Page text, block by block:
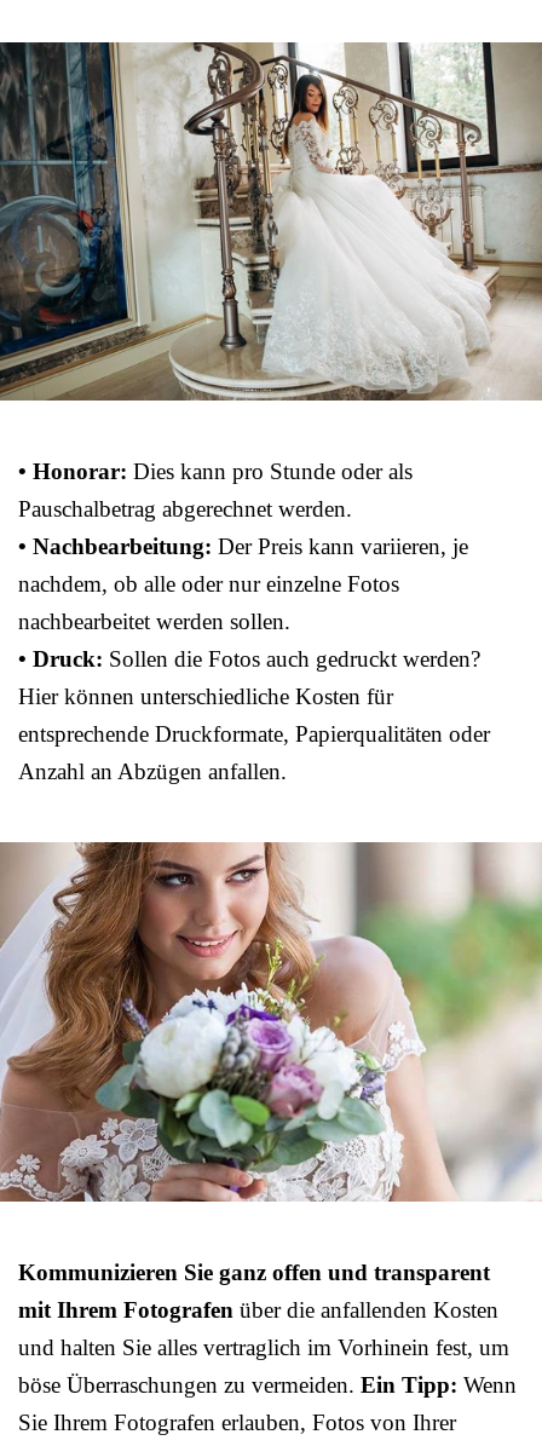
• Honorar: Dies kann pro Stunde oder als
Pauschalbetrag abgerechnet werden.
• Nachbearbeitung: Der Preis kann variieren, je
nachdem, ob alle oder nur einzelne Fotos
nachbearbeitet werden sollen.
• Druck: Sollen die Fotos auch gedruckt werden?
Hier können unterschiedliche Kosten für
entsprechende Druckformate, Papierqualitäten oder
Anzahl an Abzügen anfallen.
Kommunizieren Sie ganz offen und transparent
mit Ihrem Fotografen über die anfallenden Kosten
und halten Sie alles vertraglich im Vorhinein fest, um
böse Überraschungen zu vermeiden. Ein Tipp: Wenn
Sie Ihrem Fotografen erlauben, Fotos von Ihrer